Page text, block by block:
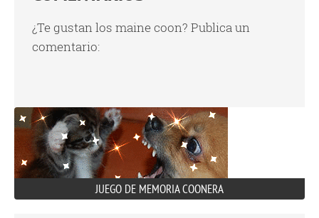
¿Te gustan los maine coon? Publica un
comentario:
JUEGO DE MEMORIA COONERA